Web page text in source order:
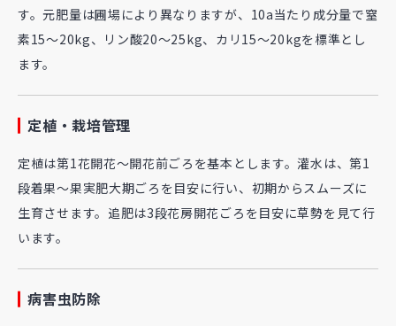
す。元肥量は圃場により異なりますが、10a当たり成分量で窒
素15～20kg、リン酸20～25kg、カリ15～20kgを標準とし
ます。
定植・栽培管理
定植は第1花開花～開花前ごろを基本とします。灌水は、第1
段着果～果実肥大期ごろを目安に行い、初期からスムーズに
生育させます。追肥は3段花房開花ごろを目安に草勢を見て行
います。
病害虫防除